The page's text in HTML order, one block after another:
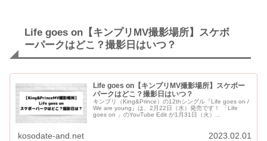
Life goes on【キンプリMV撮影場所】スケボ
ーパークはどこ？撮影日はいつ？
Life goes on【キンプリMV撮影場所】スケボー
パークはどこ？撮影日はいつ？
キンプリ（King&Prince）の12thシングル『Life goes on /
We are young』は、2月22日（水）発売です！ 「Life
goes on 」のYouTube Edit が1月31日（火）...
kosodate-and.net 2023.02.01